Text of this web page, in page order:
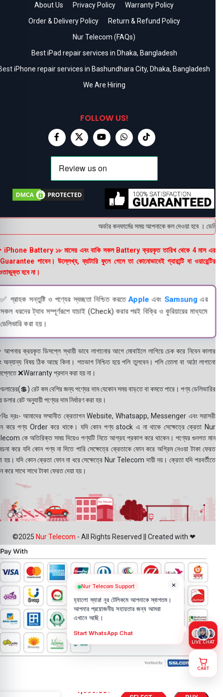
About Us Privacy Policy
Warranty Policy
Order & Delivery Policy
Return & Refund Policy
Nur Telecom (FAQs)
Best iPad repair services in Dhaka, Bangladesh
iPhone repair services in Bashundhara City, Dhaka, Bangladesh
We Are Hiring
FOLLOW US!
অর্ডার কনফার্মের সময় আপনাকে কল দেওয়া হবে ।
Battery ১৮ মাসের এবং বাকি সকল Battery ক্রয়কৃত তারিখ থেকে 4 মাস এর
পাবেন। উল্লেখ্য, ব্যাটারি ফুলে গেলে তা কোনোভাবেই গ্যারান্টি বা ওয়ারেন্টির
হবে না।
✅ গ্রাহক সন্তুষ্টি ও পণ্যের স্বচ্ছতা নিশ্চিত করতেAppleএবং Samsungএর
সকল ধরনের ট্যাব সম্পূর্ণরূপে যাচাই (Check) করার পরই বিক্রি ও কুরিয়ারের মাধ্যমে
ডেলিভারি করা হয়।
ক্রয়কৃত ডিসপ্লে স্থায়ী ভাবে লাগানোর আগে মোবাইলে লাগিয়ে চেক করে নিবেন কালার
অন্যান্য বিষয় ঠিক আছে কিনা। শতভাগ নিশ্চিত হয়ে পলি তুলবেন। পলি তোলা বা আঠা লাগানো
❌Warranty প্রদান করা হয় না।
রেট কম বেশির জন্য পণ্যের দাম যেকোন সময় বাড়তে বা কমতে পারে। পণ্য ডেলিভারির
ডলার রেট অনুযায়ী পণ্যের দাম নির্ধারণ করা হয়।
দ্রঃ- আমাদের সম্মানীত ক্রেতাগন Website, Whatsapp, Messenger এবং সরাসরী
করে পণ্য Order করে থাকে। যদি কোন পণ্য stock এ না থাকে সেক্ষেত্রে ক্রেতা Nur
কে অতিরিক্ত সময় দিয়েও পণ্যটি নিতে আগ্রহ প্রকাশ করে থাকেন। পণ্যের গুনগত মান
করে যদি কোন পণ্য না দিতে পারি সেক্ষেত্রে ক্রেতাকে ফোন করে অগ্রিম নেওয়া টাকা ফেরত
হয়। যদি কোন ক্রেতা ফোন না ধরে সেক্ষেত্রে Nur Telecom দায়ী নয়। ক্রেতা যদি পরবর্তীতে
করে সাথে সাথে টাকা ফেরত দেয়া হয়।
©2025 Nur Telecom - All Rights Reserved || Created with ❤
1,999.00৳
×
Nur Telecom Support
হ্যালো স্যার! নূর টেলিকমে আপনাকে স্বাগতম।
আপনার প্রয়োজনীয় সহায়তার জন্য আমরা
এখানে আছি।
Start WhatsApp Chat
LIVE CHAT
CART